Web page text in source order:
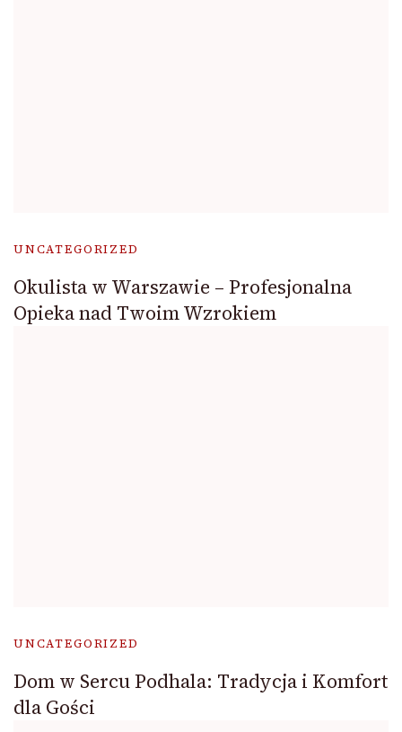
UNCATEGORIZED
Okulista w Warszawie – Profesjonalna
Opieka nad Twoim Wzrokiem
UNCATEGORIZED
Dom w Sercu Podhala: Tradycja i Komfort
dla Gości